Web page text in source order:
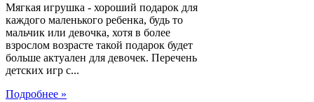
Мягкая игрушка - хороший подарок для
каждого маленького ребенка, будь то
мальчик или девочка, хотя в более
взрослом возрасте такой подарок будет
больше актуален для девочек. Перечень
детских игр с...
Подробнее »